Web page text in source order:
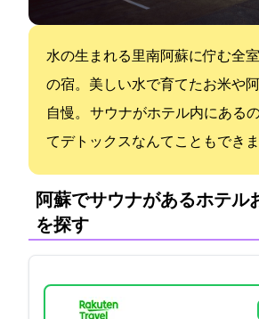
水の生まれる里南阿蘇に佇む全
の宿。美しい水で育てたお米や
自慢。 サウナがホテル内にある
てデトックスなんてこともできま
阿蘇でサウナがあるホテル:
を探す